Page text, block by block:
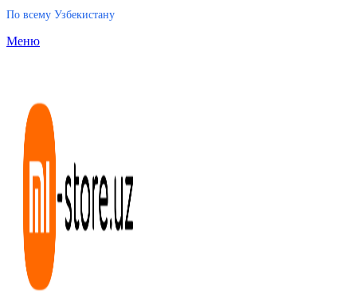
По всему Узбекистану
Меню